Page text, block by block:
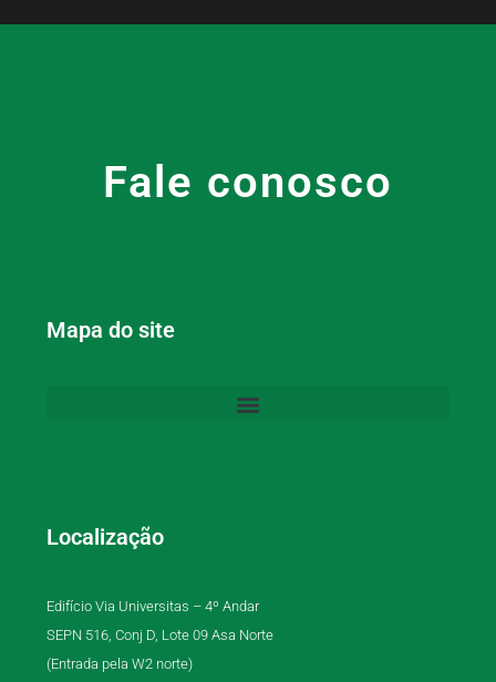
Fale conosco
Mapa do site
Localização
Edifício Via Universitas – 4º Andar
SEPN 516, Conj D, Lote 09 Asa Norte
(Entrada pela W2 norte)